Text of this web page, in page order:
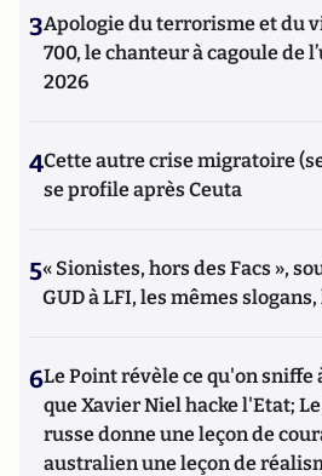
3Apologie du terrorisme et du
700, le chanteur à cagoule de
2026
4Cette autre crise migratoire
se profile après Ceuta
5« Sionistes, hors des Facs »,
GUD à LFI, les mêmes
6Le Point révèle ce qu'on sniffe
que Xavier Niel hacke l'Etat;
russe donne une leçon de
australien une leçon de